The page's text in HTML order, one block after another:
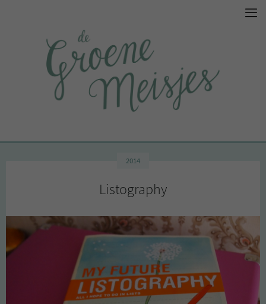
2014
Listography